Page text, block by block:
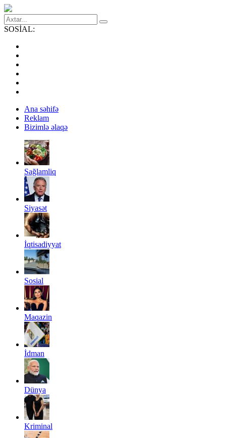
SOSİAL:
Ana səhifə
Reklam
Bizimlə əlaqə
Sağlamliq
Siyasət
İqtisadiyyat
Sosial
Maqazin
İdman
Dünya
Kriminal